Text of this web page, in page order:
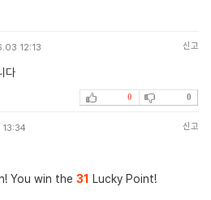
12:13 신고
다
0 0
신고
You win the 31 Lucky Point!